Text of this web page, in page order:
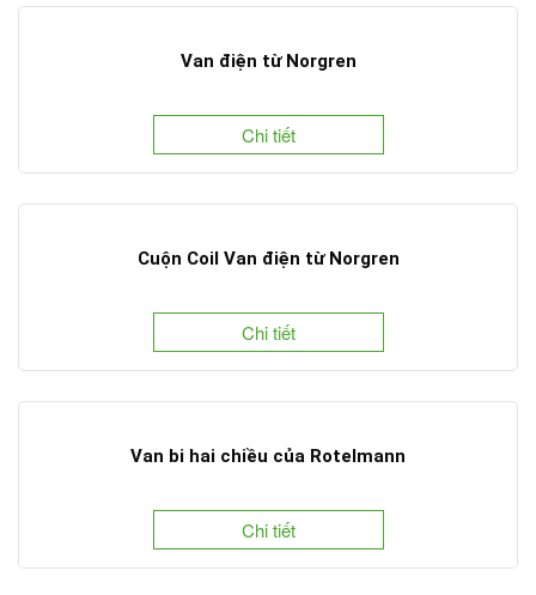
Van điện từ Norgren
Chi tiết
Cuộn Coil Van điện từ Norgren
Chi tiết
Van bi hai chiều của Rotelmann
Chi tiết